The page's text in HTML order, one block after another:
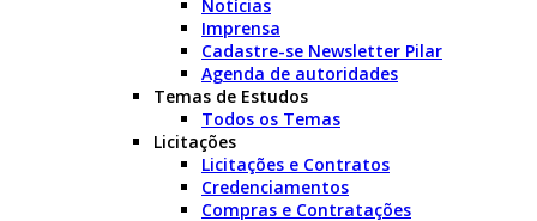
Notícias
Imprensa
Cadastre-se Newsletter Pilar
Agenda de autoridades
Temas de Estudos
Todos os Temas
Licitações
Licitações e Contratos
Credenciamentos
Compras e Contratações